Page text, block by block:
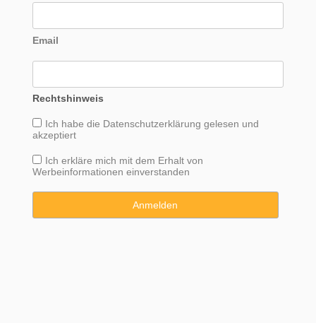
Email
Rechtshinweis
Ich habe die Datenschutzerklärung gelesen und
akzeptiert
Ich erkläre mich mit dem Erhalt von
Werbeinformationen einverstanden